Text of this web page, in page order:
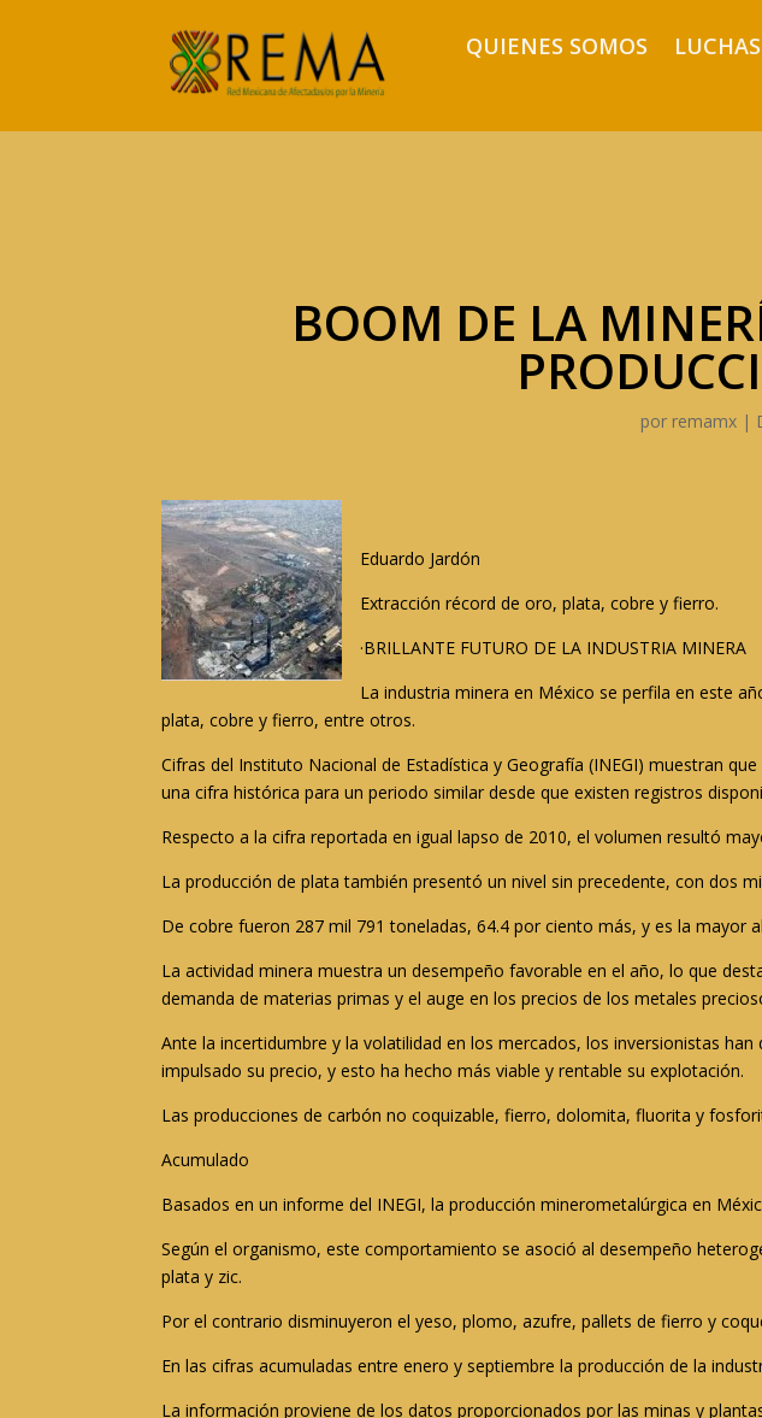
QUIENES SOMOS LUCHAS
BOOM DE LA
por remamx|
Eduardo Jardón
Extracción récord de oro, plata, cobre y fierro.
·BRILLANTE FUTURO DE LA INDUSTRIA MINERA
La industria minera en México se perfila en este
plata, cobre y fierro, entre otros.
Cifras del Instituto Nacional de Estadística y Geografía (INEGI) muestran
una cifra histórica para un periodo similar desde que existen registros
Respecto a la cifra reportada en igual lapso de 2010, el volumen resultó
La producción de plata también presentó un nivel sin precedente, con dos
De cobre fueron 287 mil 791 toneladas, 64.4 por ciento más, y es la mayor
La actividad minera muestra un desempeño favorable en el año, lo que
demanda de materias primas y el auge en los precios de los metales
Ante la incertidumbre y la volatilidad en los mercados, los inversionistas
impulsado su precio, y esto ha hecho más viable y rentable su explotación.
Las producciones de carbón no coquizable, fierro, dolomita, fluorita y
Acumulado
Basados en un informe del INEGI, la producción minerometalúrgica en
Según el organismo, este comportamiento se asoció al desempeño
plata y zic.
Por el contrario disminuyeron el yeso, plomo, azufre, pallets de fierro y
En las cifras acumuladas entre enero y septiembre la producción de la
La información proviene de los datos proporcionados por las minas y